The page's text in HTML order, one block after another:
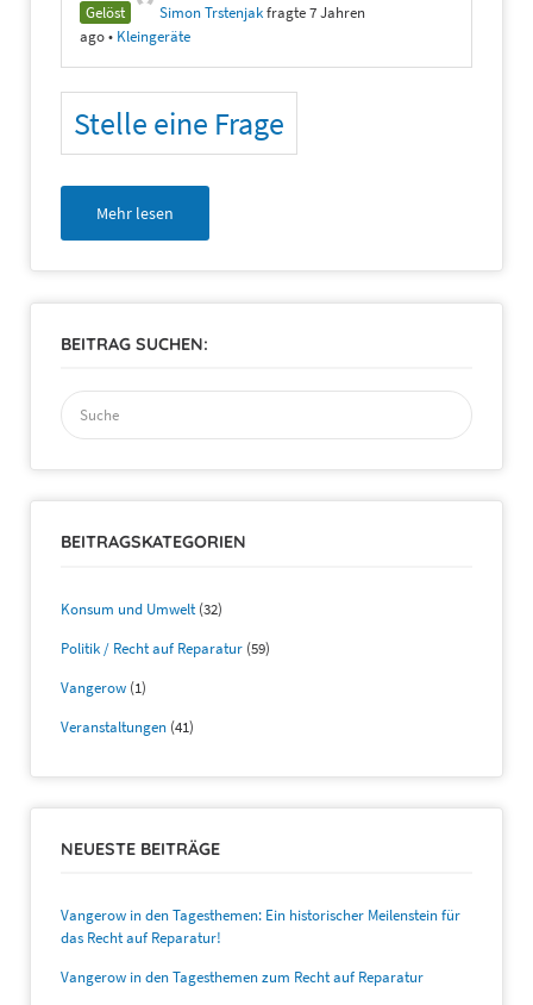
Gelöst
Simon Trstenjakfragte 7 Jahren
ago• Kleingeräte
Stelle eine Frage
Mehr lesen
BEITRAG SUCHEN:
Suchen
nach:
BEITRAGSKATEGORIEN
Konsum und Umwelt(32)
Politik / Recht auf Reparatur (59)
Vangerow (1)
Veranstaltungen (41)
NEUESTE BEITRÄGE
Vangerow in den Tagesthemen: Ein historischer Meilenstein für
das Recht auf Reparatur!
Vangerow in den Tagesthemen zum Recht auf Reparatur